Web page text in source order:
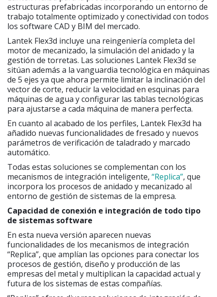
estructuras prefabricadas incorporando un entorno de
trabajo totalmente optimizado y conectividad con todos
los software CAD y BIM del mercado.
Lantek Flex3d incluye una reingeniería completa del
motor de mecanizado, la simulación del anidado y la
gestión de torretas. Las soluciones Lantek Flex3d se
sitúan además a la vanguardia tecnológica en máquinas
de 5 ejes ya que ahora permite limitar la inclinación del
vector de corte, reducir la velocidad en esquinas para
máquinas de agua y configurar las tablas tecnológicas
para ajustarse a cada máquina de manera perfecta.
En cuanto al acabado de los perfiles, Lantek Flex3d ha
añadido nuevas funcionalidades de fresado y nuevos
parámetros de verificación de taladrado y marcado
automático.
Todas estas soluciones se complementan con los
mecanismos de integración inteligente, “Replica”, que
incorpora los procesos de anidado y mecanizado al
entorno de gestión de sistemas de la empresa.
Capacidad de conexión e integración de todo tipo
de sistemas software
En esta nueva versión aparecen nuevas
funcionalidades de los mecanismos de integración
“Replica”, que amplían las opciones para conectar los
procesos de gestión, diseño y producción de las
empresas del metal y multiplican la capacidad actual y
futura de los sistemas de estas compañías.